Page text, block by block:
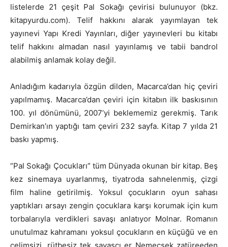
listelerde 21 çeşit Pal Sokağı çevirisi bulunuyor (bkz.
kitapyurdu.com). Telif hakkını alarak yayımlayan tek
yayınevi Yapı Kredi Yayınları, diğer yayınevleri bu kitabı
telif hakkını almadan nasıl yayınlamış ve tabii bandrol
alabilmiş anlamak kolay değil.
Anladığım kadarıyla özgün dilden, Macarca’dan hiç çeviri
yapılmamış. Macarca’dan çeviri için kitabın ilk baskısının
100. yıl dönümünü, 2007’yi beklememiz gerekmiş. Tarık
Demirkan’ın yaptığı tam çeviri 232 sayfa. Kitap 7 yılda 21
baskı yapmış.
“Pal Sokağı Çocukları” tüm Dünyada okunan bir kitap. Beş
kez sinemaya uyarlanmış, tiyatroda sahnelenmiş, çizgi
film haline getirilmiş. Yoksul çocukların oyun sahası
yaptıkları arsayı zengin çocuklara karşı korumak için kum
torbalarıyla verdikleri savaşı anlatıyor Molnar. Romanın
unutulmaz kahramanı yoksul çocukların en küçüğü ve en
çelimsizi, rütbesiz tek savaşçı er Nemecsek zatüreeden